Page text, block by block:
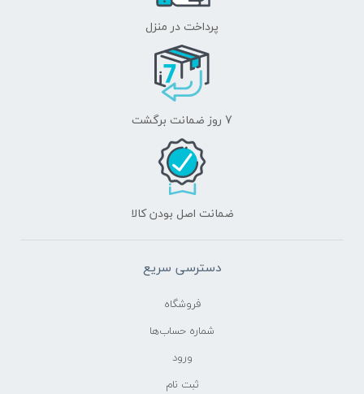
پرداخت در منزل
7 روز ضمانت برگشت
ضمانت اصل بودن کالا
دسترسی سریع
فروشگاه
شماره حساب‌ها
ورود
ثبت نام